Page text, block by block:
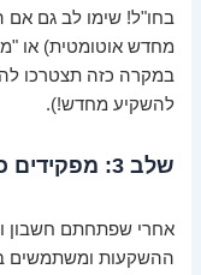
בחו"ל! שימו לב גם אם
מחדש אוטומטית) או
במקרה כזה תצטרכו
להשקיע מחדש!).
שלב 3: מפקידים כסף וקונים את יחידות הקרן.
אחרי שפתחתם חשבון
ההשקעות ומשתמשים